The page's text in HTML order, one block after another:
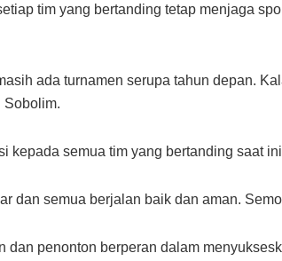
tim yang bertanding tetap menjaga
ada turnamen serupa tahun depan.
Sobolim.
kepada semua tim yang bertanding saat
dan semua berjalan baik dan aman.
dan penonton berperan dalam